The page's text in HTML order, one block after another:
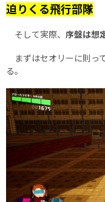
迫りくる飛行部隊
そして実際、 序盤は想
まずはセオリーに則っ
る。